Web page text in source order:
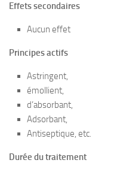
Effets secondaires
Aucun effet
Principes actifs
Astringent,
émollient,
d’absorbant,
Adsorbant,
Antiseptique, etc.
Durée du traitement